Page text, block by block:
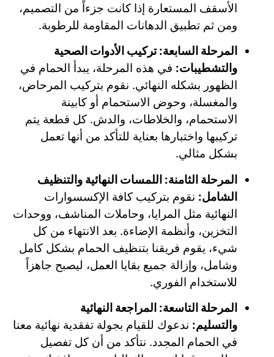
الأسقف المستعارة إذا كانت جزءاً من التصميم،
ومن ثم تطبيق الدهانات المقاومة للرطوبة.
المرحلة السابعة: تركيب الأدوات الصحية
والتشطيبات: في هذه المرحلة، يبدأ الحمام في
الظهور بشكله النهائي. نقوم بتركيب المرحاض،
والمغسلة، وحوض الاستحمام أو كابينة
الاستحمام، والخلاطات، والدش. كل قطعة يتم
تركيبها واختبارها بعناية للتأكد من أنها تعمل
بشكل مثالي.
المرحلة الثامنة: اللمسات النهائية والتنظيف
الشامل: نقوم بتركيب كافة الإكسسوارات
النهائية مثل المرايا، وحاملات المناشف، ووحدات
التخزين، وأنظمة الإضاءة. بعد الانتهاء من كل
شيء، يقوم فريقنا بتنظيف الحمام بشكل كامل
وشامل، وإزالة جميع بقايا العمل، ليصبح جاهزاً
للاستخدام الفوري.
المرحلة التاسعة: المراجعة النهائية
والتسليم: ندعوك للقيام بجولة تفقدية نهائية معنا
في الحمام المجدد. نتأكد من أن كل تفصيل